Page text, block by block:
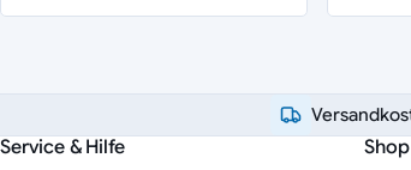
Service & Hilfe Shop